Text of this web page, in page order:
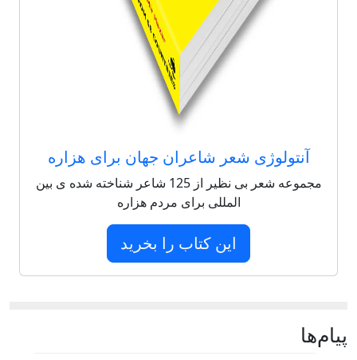
آنتولوژی شعر شاعران جهان برای هزاره
مجموعه شعر بی نظیر از 125 شاعر شناخته شده ی بین
المللی برای مردم هزاره
این کتاب را بخرید
پيام‌ها